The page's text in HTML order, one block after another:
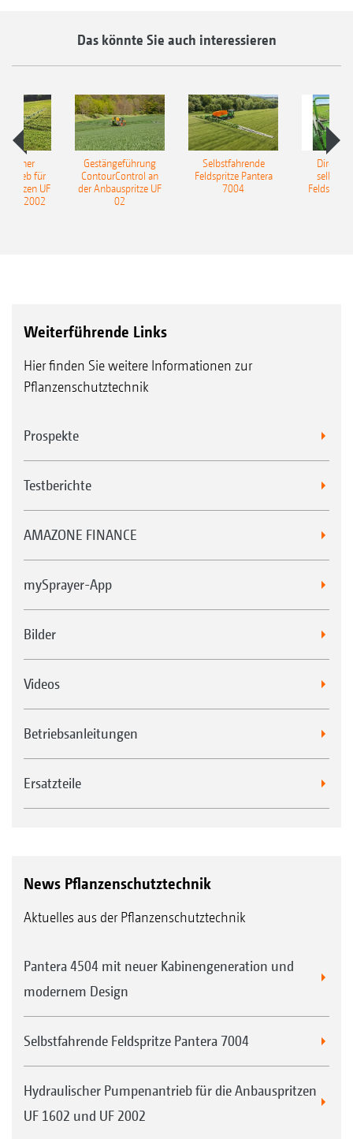
Das könnte Sie auch interessieren
für
UF
UF 2002
Gestängeführung
ContourControl an
der Anbauspritze UF
02
Selbstfahrende
Feldspritze Pantera
7004
Weiterführende Links
Hier finden Sie weitere Informationen zur
Pflanzenschutztechnik
Prospekte
Testberichte
AMAZONE FINANCE
mySprayer-App
Bilder
Videos
Betriebsanleitungen
Ersatzteile
News Pflanzenschutztechnik
Aktuelles aus der Pflanzenschutztechnik
Pantera 4504 mit neuer Kabinengeneration und
modernem Design
Selbstfahrende Feldspritze Pantera 7004
Hydraulischer Pumpenantrieb für die Anbauspritzen
UF 1602 und UF 2002